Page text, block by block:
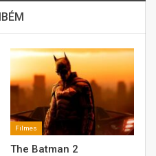
Filmes
The Batman 2